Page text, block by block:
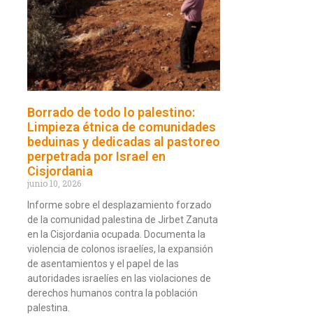
Borrado de todo lo palestino:
Limpieza étnica de comunidades
beduinas y dedicadas al pastoreo
perpetrada por Israel en
Cisjordania
junio 10, 2026
Informe sobre el desplazamiento forzado
de la comunidad palestina de Jirbet Zanuta
en la Cisjordania ocupada. Documenta la
violencia de colonos israelíes, la expansión
de asentamientos y el papel de las
autoridades israelíes en las violaciones de
derechos humanos contra la población
palestina.